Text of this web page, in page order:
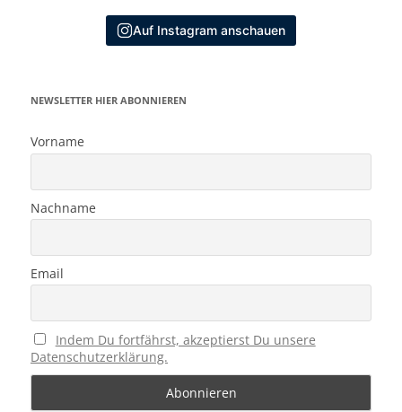
Auf Instagram anschauen
NEWSLETTER HIER ABONNIEREN
Vorname
Nachname
Email
Indem Du fortfährst, akzeptierst Du unsere
Datenschutzerklärung.